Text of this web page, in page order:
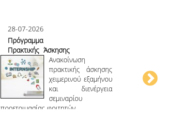
28-07-2026
Πρόγραμμα
Πρακτικής Άσκησης
Χειμερινού
Εξαμήνου 2026-
2027
Ανακοίνωση
πρακτικής άσκησης
χειμερινού εξαμήνου
και διενέργεια
σεμιναρίου
προετοιμασίας φοιτητών.